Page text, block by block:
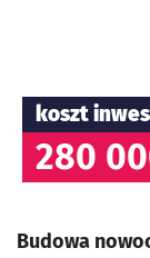
koszt
280
Budowa